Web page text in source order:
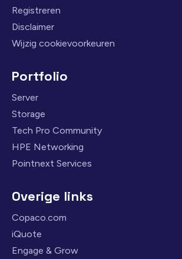
Registreren
Disclaimer
Wijzig cookievoorkeuren
Portfolio
Server
Storage
Tech Pro Community
HPE Networking
Pointnext Services
Overige links
Copaco.com
iQuote
Engage & Grow